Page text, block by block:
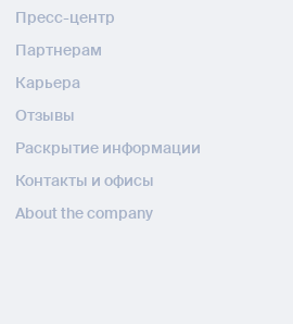
Пресс-центр
Партнерам
Карьера
Отзывы
Раскрытие информации
Контакты и офисы
About the company